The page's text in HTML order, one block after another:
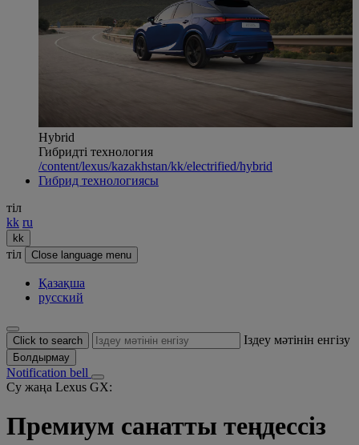
Hybrid
Гибридті технология
/content/lexus/kazakhstan/kk/electrified/hybrid
Гибрид технологиясы
тіл
kk ru
kk
тіл Close language menu
Қазақша
русский
Click to search Іздеу мәтінін енгізу
Болдырмау
Notification bell
Су жаңа Lexus GX:
Премиум санатты теңдессіз